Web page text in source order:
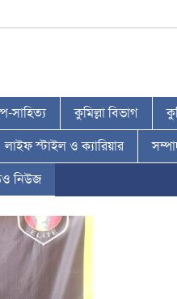
সাহিত্য কুমিল্লা বিভাগ
লাইফ স্টাইল ও ক্যারিয়ার
নিউজ